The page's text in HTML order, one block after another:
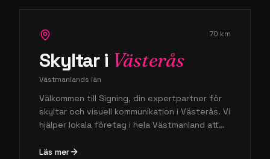
er verksamhet får den uppmärksamhet den
tid.
70 km
Skyltar i Västerås
Västmanlands län
Välkommen till Signing, din expertpartner för
skyltar och visuell kommunikation i Västerås. Vi
hjälper lokala företag i hela Västmanland att
professionellt montage av högsta kvalitet.
Läs mer